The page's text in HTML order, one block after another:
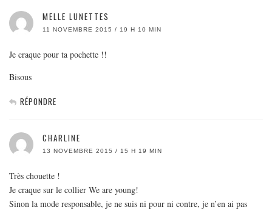
MELLE LUNETTES
11 NOVEMBRE 2015 / 19 H 10 MIN
Je craque pour ta pochette !!
Bisous
RÉPONDRE
CHARLINE
13 NOVEMBRE 2015 / 15 H 19 MIN
Très chouette !
Je craque sur le collier We are young!
Sinon la mode responsable, je ne suis ni pour ni contre, je n’en ai pas